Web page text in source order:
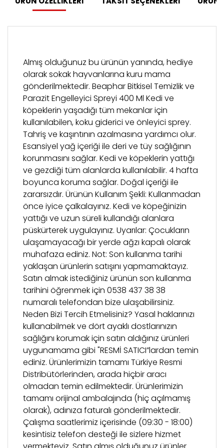
Almış olduğunuz bu ürünün yanında, hediye
olarak sokak hayvanlarına kuru mama
gönderilmektedir. Beaphar Bitkisel Temizlik ve
Parazit Engelleyici Spreyi 400 Ml Kedi ve
köpeklerin yaşadığı tüm mekanlar için
kullanılabilen, koku giderici ve önleyici sprey.
Tahriş ve kaşıntının azalmasına yardımcı olur.
Esansiyel yağ içeriği ile deri ve tüy sağlığının
korunmasını sağlar. Kedi ve köpeklerin yattığı
ve gezdiği tüm alanlarda kullanılabilir. 4 hafta
boyunca koruma sağlar. Doğal içeriği ile
zararsızdır. Ürünün Kullanım Şekli: Kullanmadan
önce iyice çalkalayınız. Kedi ve köpeğinizin
yattığı ve uzun süreli kullandığı alanlara
püskürterek uygulayınız. Uyarılar: Çocukların
ulaşamayacağı bir yerde ağzı kapalı olarak
muhafaza ediniz. Not: Son kullanma tarihi
yaklaşan ürünlerin satışını yapmamaktayız.
Satın almak istediğiniz ürünün son kullanma
tarihini öğrenmek için 0538 437 38 38
numaralı telefondan bize ulaşabilirsiniz.
Neden Bizi Tercih Etmelisiniz? Yasal haklarınızı
kullanabilmek ve dört ayaklı dostlarınızın
sağlığını korumak için satın aldığınız ürünleri
uygunamama gibi "RESMİ SATICI”lardan temin
ediniz. Ürünlerimizin tamamı Türkiye Resmi
Distribütörlerinden, arada hiçbir aracı
olmadan temin edilmektedir. Ürünlerimizin
tamamı orijinal ambalajında (hiç açılmamış
olarak), adınıza faturalı gönderilmektedir.
Çalışma saatlerimiz içerisinde (09:30 - 18:00)
kesintisiz telefon desteği ile sizlere hizmet